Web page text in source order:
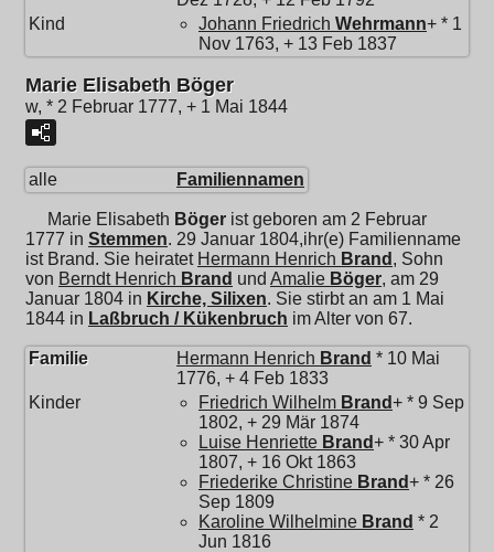
Kind
Johann Friedrich Wehrmann+ * 1
Nov 1763, + 13 Feb 1837
Marie Elisabeth Böger
w, * 2 Februar 1777, + 1 Mai 1844
alle Familiennamen
Marie Elisabeth Böger ist geboren am 2 Februar
1777 in Stemmen. 29 Januar 1804,ihr(e) Familienname
ist Brand. Sie heiratet Hermann Henrich Brand , Sohn
von Berndt Henrich Brand und Amalie Böger, am 29
Januar 1804 in Kirche, Silixen. Sie stirbt an am 1 Mai
1844 in Laßbruch / Kükenbruch im Alter von 67.
Familie Hermann Henrich Brand * 10 Mai
1776, + 4 Feb 1833
Kinder
Friedrich Wilhelm Brand+ * 9 Sep
1802, + 29 Mär 1874
Luise Henriette Brand+ * 30 Apr
1807, + 16 Okt 1863
Friederike Christine Brand+ * 26
Sep 1809
Karoline Wilhelmine Brand * 2
Jun 1816